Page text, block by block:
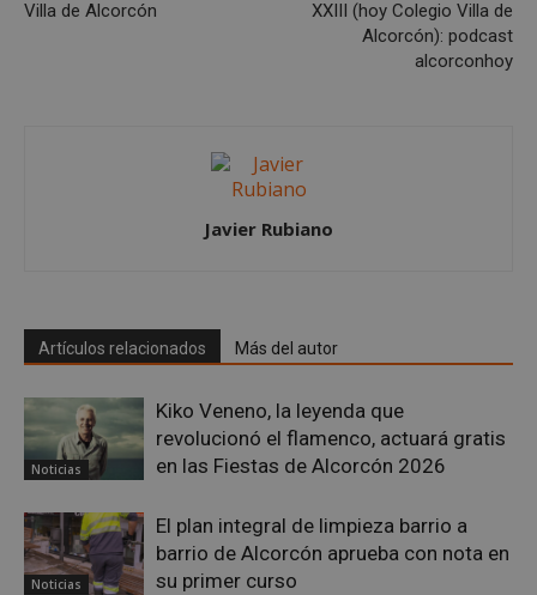
Villa de Alcorcón
XXIII (hoy Colegio Villa de
Alcorcón): podcast
alcorconhoy
Javier Rubiano
Artículos relacionados Más del autor
Noticias
Kiko Veneno, la leyenda que
revolucionó el flamenco, actuará gratis
en las Fiestas de Alcorcón 2026
Noticias
El plan integral de limpieza barrio a
barrio de Alcorcón aprueba con nota en
su primer curso
sp_landing
Spotify Inc.
.spotify.com
23 horas 59
Privacy Policy